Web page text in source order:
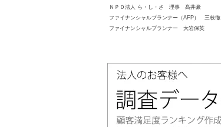
ＮＰＯ法人 ら・し・さ 理事 髙井豪
ファイナンシャルプランナー（AFP） 三枝徹
ファイナンシャルプランナー 大岩保英